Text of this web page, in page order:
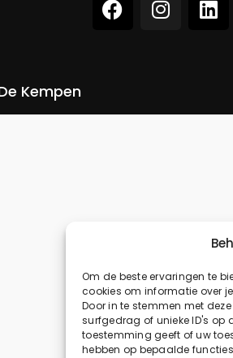
Om de beste ervaringen te
cookies om informatie over
Door in te stemmen met
surfgedrag of unieke ID's op
toestemming geeft of uw
hebben op bepaalde
Kempen